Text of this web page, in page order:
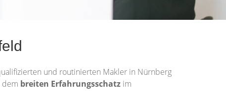
und routinierten Makler in Nürnberg
dem breiten Erfahrungsschatz im